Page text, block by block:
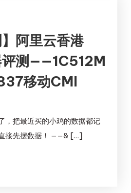
】阿里云香港
评测——1C512M
移动CMI
，把最近买的小鸡的数据都记
接先摆数据！ ——& […]